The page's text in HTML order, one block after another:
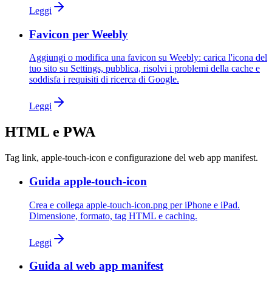
Leggi
Favicon per Weebly
Aggiungi o modifica una favicon su Weebly: carica l'icona del
tuo sito su Settings, pubblica, risolvi i problemi della cache e
soddisfa i requisiti di ricerca di Google.
Leggi
HTML e PWA
Tag link, apple-touch-icon e configurazione del web app manifest.
Guida apple-touch-icon
Crea e collega apple-touch-icon.png per iPhone e iPad.
Dimensione, formato, tag HTML e caching.
Leggi
Guida al web app manifest